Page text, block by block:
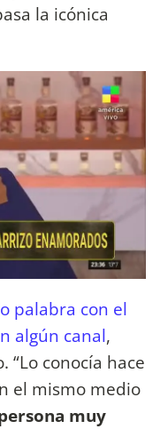
la icónica
palabra con el
algún canal,
“Lo conocía hace
el mismo medio
muy